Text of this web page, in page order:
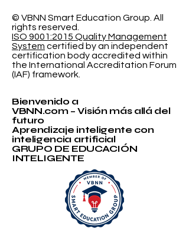
© VBNN Smart Education Group. All
rights reserved.
ISO 9001:2015 Quality Management
System certified by an independent
certification body accredited within
the International Accreditation Forum
(IAF) framework.
Bienvenido a
VBNN.com – Visión más allá del
futuro
Aprendizaje inteligente con
inteligencia artificial
GRUPO DE EDUCACIÓN
INTELIGENTE